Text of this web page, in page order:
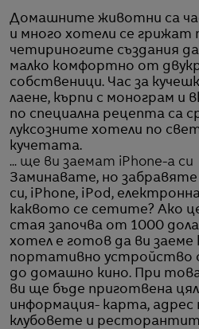
Домашните животни са
и много хотели се грижат
четириногите създания
малко комфортно от
собственици. Час за
лаене, кърпи с монограм и
по специална рецепта са
луксозните хотели по
кучетата.
... ще ви заемат iPhone-а си
Заминавате, но
си, iPhone, iPod,
каквото се сетите? Ако
стая започва от 1000
хотел е готов да ви
портативно устройство
до домашно кино. При
ви ще бъде приготвена
информация- карта, адрес
клубовете и